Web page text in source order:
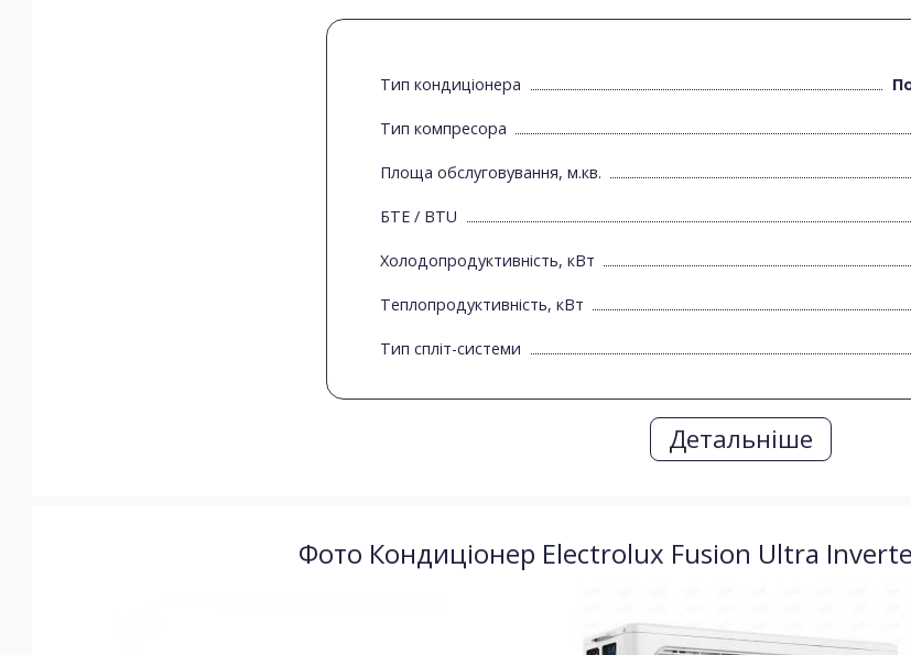
Тип кондиціонера
Тип компресора
Площа обслуговування, м.кв.
БТЕ / BTU
Холодопродуктивність, кВт
Теплопродуктивність, кВт
Тип спліт-системи
Детальніше
Фото Кондиціонер Electrolux Fusion Ultra